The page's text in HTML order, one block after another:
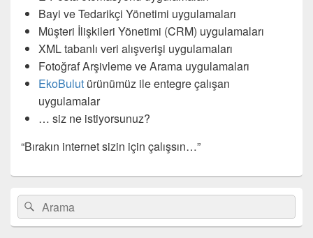
Bayi ve Tedarikçi Yönetimi uygulamaları
Müşteri İlişkileri Yönetimi (CRM) uygulamaları
XML tabanlı veri alışverişi uygulamaları
Fotoğraf Arşivleme ve Arama uygulamaları
EkoBulut ürünümüz ile entegre çalışan
uygulamalar
… siz ne istiyorsunuz?
“Bırakın internet sizin için çalışsın…”
Birincil
bar
eklenti
Search
for:
Ara